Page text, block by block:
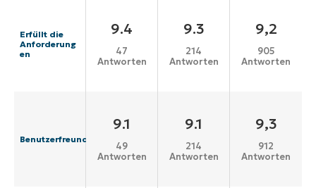
Erfüllt die
Anforderung
en
9.4
47
Antworten
9.3
214
Antworten
9,2
905
Antworten
Benutzerfreundlichkeit
9.1
49
Antworten
9.1
214
Antworten
9,3
912
Antworten